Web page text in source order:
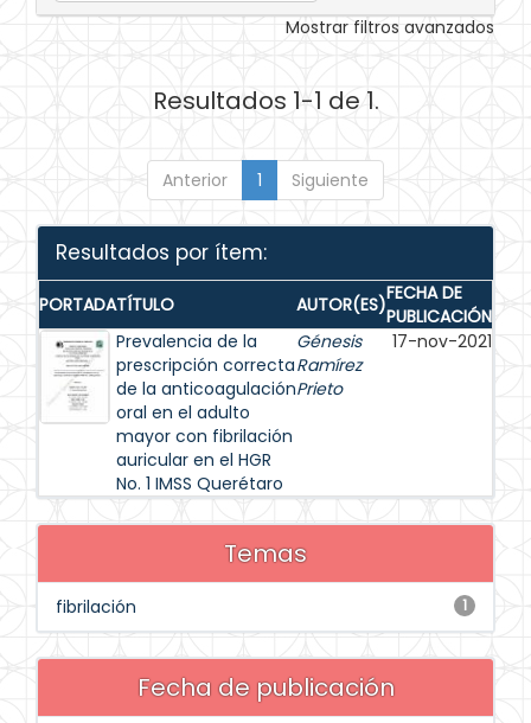
Mostrar filtros avanzados
Resultados 1-1 de 1.
Anterior 1 Siguiente
Resultados por ítem:
PORTADATÍTULO AUTOR(ES)FECHA DE
PUBLICACIÓN
Prevalencia de la
prescripción correcta
de la anticoagulación
oral en el adulto
mayor con fibrilación
auricular en el HGR
No. 1 IMSS Querétaro
Génesis
Ramírez
Prieto
17-nov-2021
Temas
1
fibrilación
Fecha de publicación